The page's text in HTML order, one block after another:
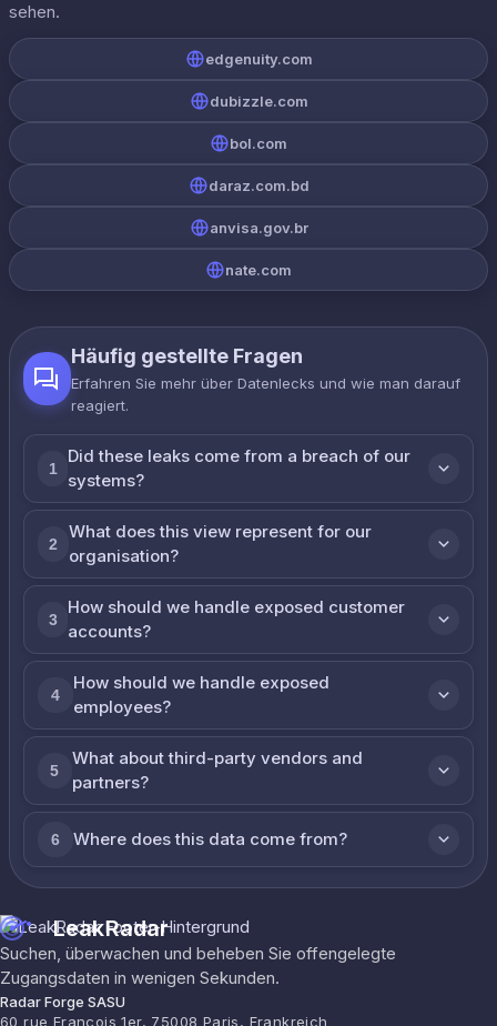
sehen.
edgenuity.com
dubizzle.com
bol.com
daraz.com.bd
anvisa.gov.br
nate.com
Häufig gestellte Fragen
Erfahren Sie mehr über Datenlecks und wie man darauf
reagiert.
1
Did these leaks come from a breach of our
systems?
2
What does this view represent for our
organisation?
3
How should we handle exposed customer
accounts?
4
How should we handle exposed
employees?
5
What about third-party vendors and
partners?
6 Where does this data come from?
LeakRadar
Suchen, überwachen und beheben Sie offengelegte
Zugangsdaten in wenigen Sekunden.
Radar Forge SASU
60 rue François 1er, 75008 Paris, Frankreich